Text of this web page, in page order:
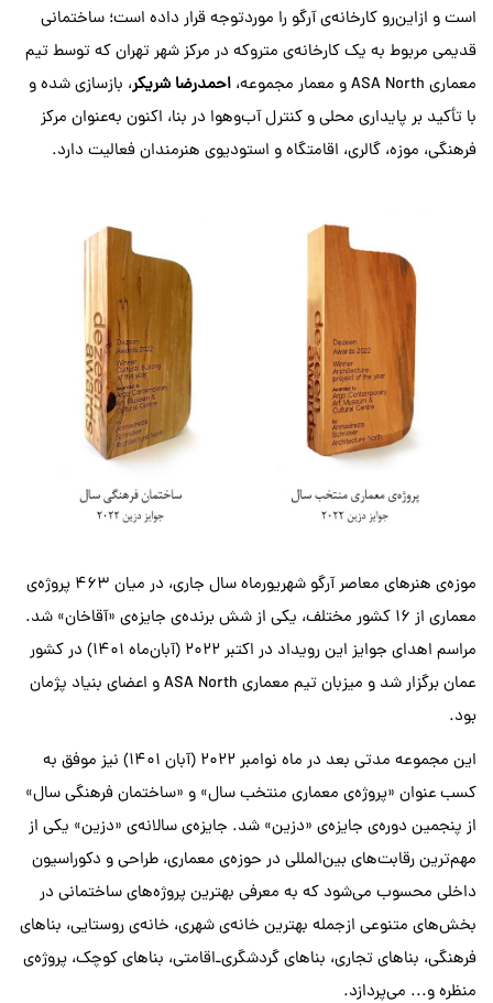
است و ازاین‌رو کارخانه‌ی آرگو را موردتوجه قرار داده است؛ ساختمانی
قدیمی مربوط به یک کارخانه‌ی متروکه در مرکز شهر تهران که توسط تیم
معماری ASA North و معمار مجموعه،
احمدرضا شریکر، بازسازی شده و
با تأکید بر پایداری محلی و کنترل آب‌وهوا در بنا، اکنون به‌عنوان مرکز
فرهنگی، موزه، گالری، اقامتگاه و استودیوی هنرمندان فعالیت دارد.
موزه‌ی هنرهای معاصر آرگو شهریورماه سال جاری، در میان ۴۶۳ پروژه‌ی
معماری از ۱۶ کشور مختلف، یکی از شش برنده‌ی جایزه‌ی «آقاخان» شد.
مراسم اهدای جوایز این رویداد در اکتبر ۲۰۲۲ (آبان‌ماه ۱۴۰۱) در کشور
عمان برگزار شد و میزبان تیم معماری ASA North و اعضای بنیاد پژمان
بود.
این مجموعه مدتی بعد در ماه نوامبر ۲۰۲۲ (آبان ۱۴۰۱) نیز موفق به
کسب عنوان «پروژه‌ی معماری منتخب سال» و «ساختمان فرهنگی سال»
از پنجمین دوره‌ی جایزه‌ی «دزین» شد. جایزه‌ی سالانه‌ی «دزین» یکی از
مهم‌ترین رقابت‌های بین‌المللی در حوزه‌ی معماری، طراحی و دکوراسیون
داخلی محسوب می‌شود که به معرفی بهترین پروژه‌های ساختمانی در
بخش‌های متنوعی ازجمله بهترین خانه‌ی شهری، خانه‌ی روستایی، بناهای
فرهنگی، بناهای تجاری، بناهای گردشگری‌ـ‌‌اقامتی، بناهای کوچک، پروژه‌ی
منظره و... می‌پردازد.